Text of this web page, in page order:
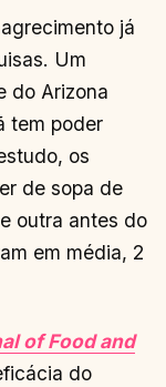
já
Um
do Arizona
tem poder
os
de sopa de
outra antes do
em média, 2
of Food and
do